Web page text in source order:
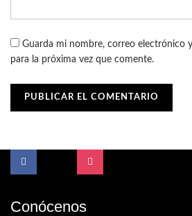
Guarda mi nombre, correo electrónico
para la próxima vez que comente.
Conócenos